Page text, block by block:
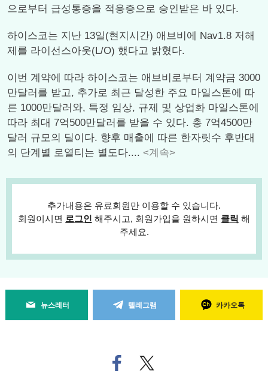
으로부터 급성통증을 적응증으로 승인받은 바 있다.
하이스코는 지난 13일(현지시간) 애브비에 Nav1.8 저해
제를 라이선스아웃(L/O) 했다고 밝혔다.
이번 계약에 따라 하이스코는 애브비로부터 계약금 3000
만달러를 받고, 추가로 최근 달성한 주요 마일스톤에 따
른 1000만달러와, 특정 임상, 규제 및 상업화 마일스톤에
따라 최대 7억500만달러를 받을 수 있다. 총 7억4500만
달러 규모의 딜이다. 향후 매출에 따른 한자릿수 후반대
의 단계별 로열티는 별도다.... <계속>
추가내용은 유료회원만 이용할 수 있습니다.
회원이시면 로그인 해주시고, 회원가입을 원하시면 클릭 해
주세요.
뉴스레터 텔레그램 카카오톡
페
이
트위
터로